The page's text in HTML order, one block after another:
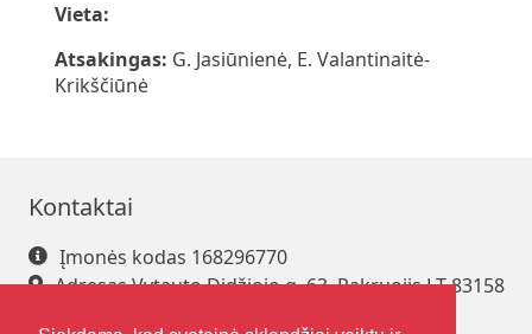
Vieta:
Atsakingas: G. Jasiūnienė, E. Valantinaitė-
Krikščiūnė
Kontaktai
Įmonės kodas 168296770
Adresas Vytauto Didžiojo g. 63, Pakruojis LT-83158